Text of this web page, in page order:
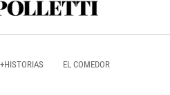
+HISTORIAS EL COMEDOR